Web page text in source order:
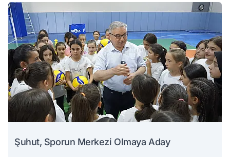
Şuhut, Sporun Merkezi Olmaya Aday